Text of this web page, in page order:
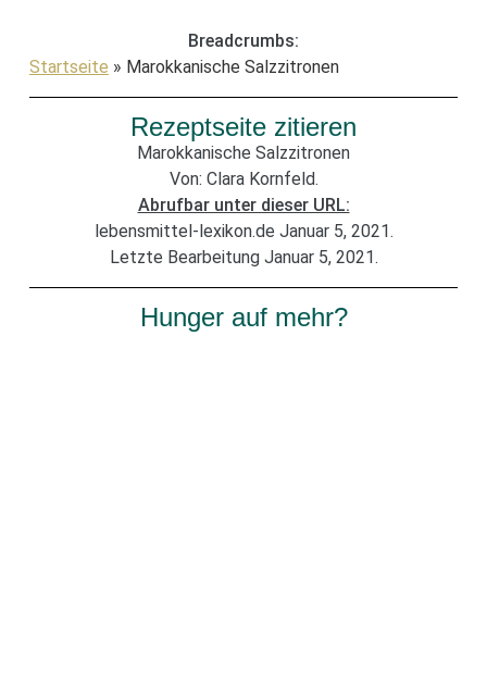
Breadcrumbs:
Startseite » Marokkanische Salzzitronen
Rezeptseite zitieren
Marokkanische Salzzitronen
Von: Clara Kornfeld.
Abrufbar unter dieser URL:
lebensmittel-lexikon.de Januar 5, 2021.
Letzte Bearbeitung Januar 5, 2021.
Hunger auf mehr?